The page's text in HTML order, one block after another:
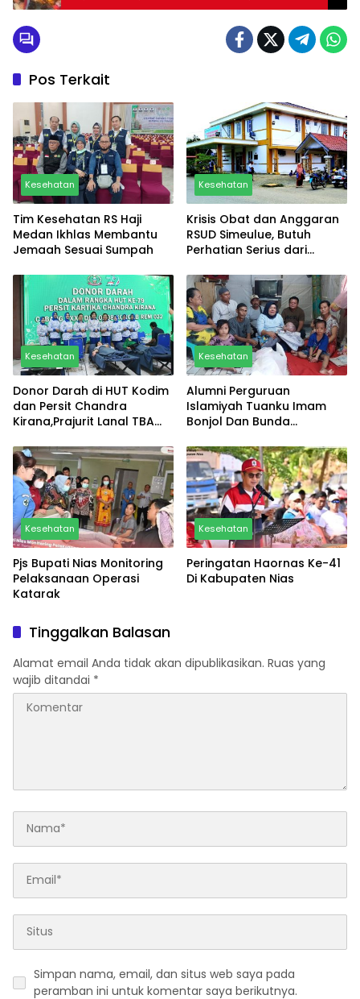
RI ke 79
Pos Terkait
Kesehatan
Tim Kesehatan RS Haji
Medan Ikhlas Membantu
Jemaah Sesuai Sumpah
Kesehatan
Krisis Obat dan Anggaran
RSUD Simeulue, Butuh
Perhatian Serius dari
Kesehatan
Donor Darah di HUT Kodim
dan Persit Chandra
Kirana,Prajurit Lanal TBA
Kesehatan
Alumni Perguruan
Islamiyah Tuanku Imam
Bonjol Dan Bunda
Penderita Hidrosefalus di
Marendal
Kesehatan
Pjs Bupati Nias Monitoring
Pelaksanaan Operasi
Katarak
Kesehatan
Peringatan Haornas Ke-41
Di Kabupaten Nias
Tinggalkan Balasan
Alamat email Anda tidak akan dipublikasikan. Ruas yang
wajib ditandai *
Simpan nama, email, dan situs web saya pada
peramban ini untuk komentar saya berikutnya.